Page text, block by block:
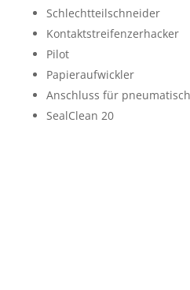
Schlechtteilschneider
Kontaktstreifenzerhacker
Pilot
Papieraufwickler
Anschluss für
SealClean 20